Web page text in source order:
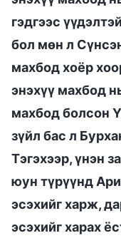
гэдгээс
бол мөн л
махбод хоёр
энэхүү махбод
махбод болсон
зүйл бас л
Тэгэхээр, үнэн
юун түрүүнд
эсэхийг харж,
эсэхийг харах